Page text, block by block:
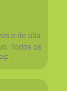
e de alta
Todos os
.